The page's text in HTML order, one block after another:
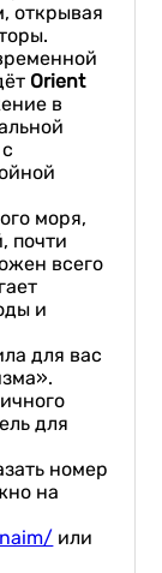
открывая
Orient
в
моря,
почти
всего
и
для вас
для
номер
на
или